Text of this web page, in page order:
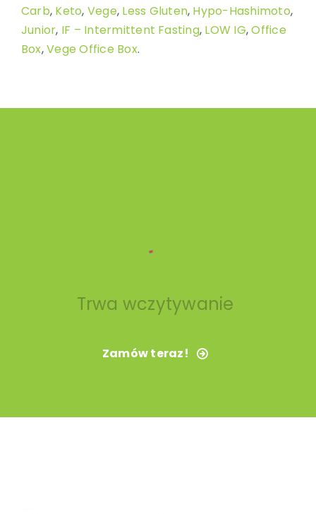
Carb, Keto, Vege, Less Gluten, Hypo-Hashimoto,
Junior, IF – Intermittent Fasting, LOW IG,Office
Box,Vege Office Box.
Trwa wczytywanie
Zamów teraz!